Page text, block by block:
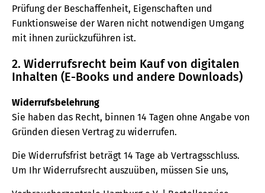
Prüfung der Beschaffenheit, Eigenschaften und
Funktionsweise der Waren nicht notwendigen Umgang
mit ihnen zurückzuführen ist.
2. Widerrufsrecht beim Kauf von digitalen
Inhalten (E-Books und andere Downloads)
Widerrufsbelehrung
Sie haben das Recht, binnen 14 Tagen ohne Angabe von
Gründen diesen Vertrag zu widerrufen.
Die Widerrufsfrist beträgt 14 Tage ab Vertragsschluss.
Um Ihr Widerrufsrecht auszuüben, müssen Sie uns,